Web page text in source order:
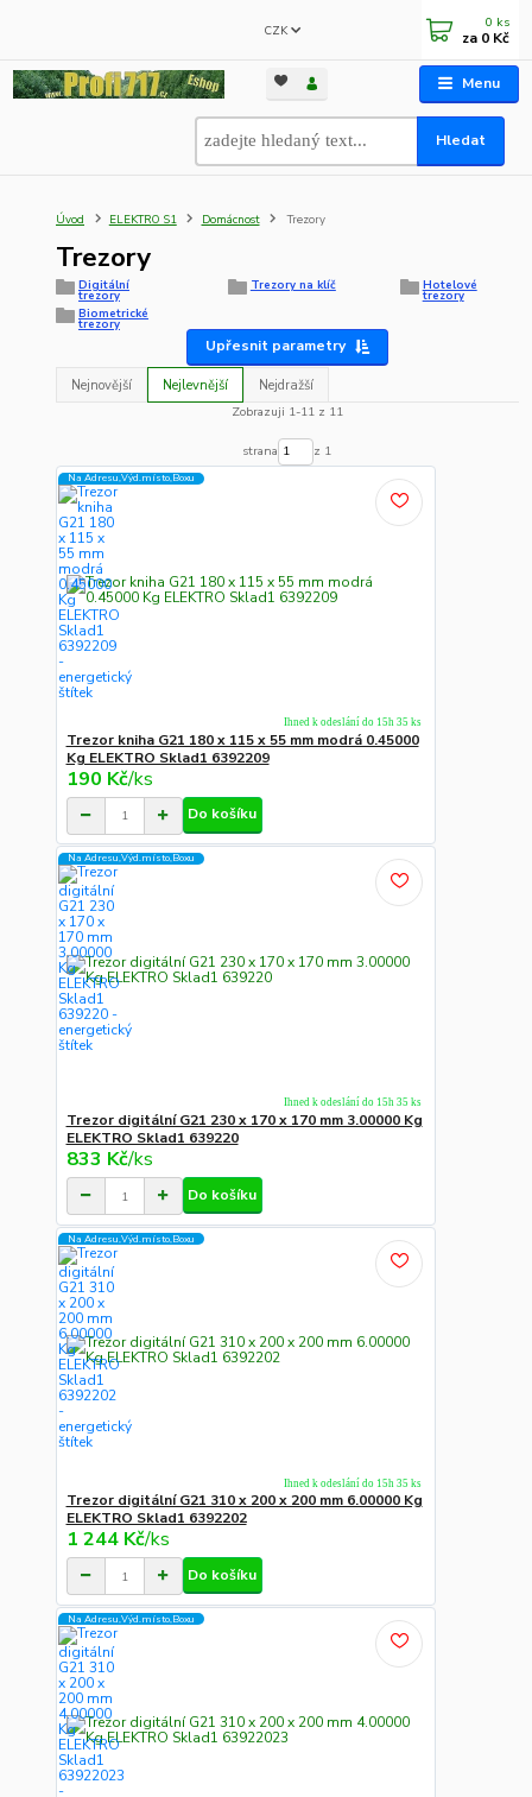
Menu
CZK
Hledat
0 ks
za 0 Kč
Úvod ELEKTRO S1 Domácnost Trezory
Trezory
Digitální
trezory
Trezory na klíč Hotelové
trezory
Biometrické
trezory
Upřesnit parametry
Nejnovější Nejlevnější
Nejdražší
Zobrazuji 1-11 z 11
strana z 1
Na Adresu,Výd.místo,Boxu
Trezor kniha G21 180 x 115 x 55 mm modrá 0.45000
Kg ELEKTRO Sklad1 6392209
190 Kč/ks
Ihned k odeslání do 15h 35 ks
Do košíku
Na Adresu,Výd.místo,Boxu
Trezor digitální G21 230 x 170 x 170 mm 3.00000 Kg
ELEKTRO Sklad1 639220
833 Kč/ks
Ihned k odeslání do 15h 35 ks
Do košíku
Na Adresu,Výd.místo,Boxu
Trezor digitální G21 310 x 200 x 200 mm 6.00000 Kg
ELEKTRO Sklad1 6392202
1 244 Kč/ks
Ihned k odeslání do 15h 35 ks
Do košíku
Na Adresu,Výd.místo,Boxu